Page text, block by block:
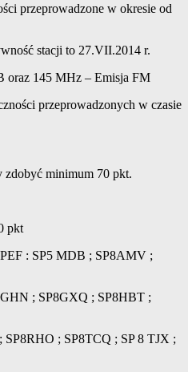
przeprowadzone w okresie od
stacji to 27.VII.2014 r.
oraz 145 MHz – Emisja FM
przeprowadzonych w czasie
zdobyć minimum 70 pkt.
pkt
: SP5 MDB ; SP8AMV ;
; SP8GXQ ; SP8HBT ;
; SP8TCQ ; SP 8 TJX ;